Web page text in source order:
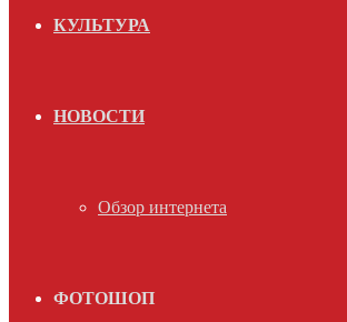
КУЛЬТУРА
НОВОСТИ
Обзор интернета
ФОТОШОП